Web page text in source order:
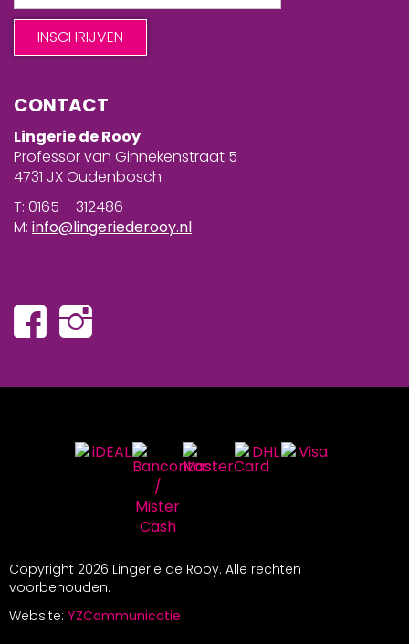
CONTACT
Lingerie de Rooy
Professor van Ginnekenstraat 5
4731 JX Oudenbosch
T: 0165 – 312486
M: info@lingeriederooy.nl
Copyright 2026 Lingerie de Rooy. Alle rechten
voorbehouden.
Website: YZCommunicatie